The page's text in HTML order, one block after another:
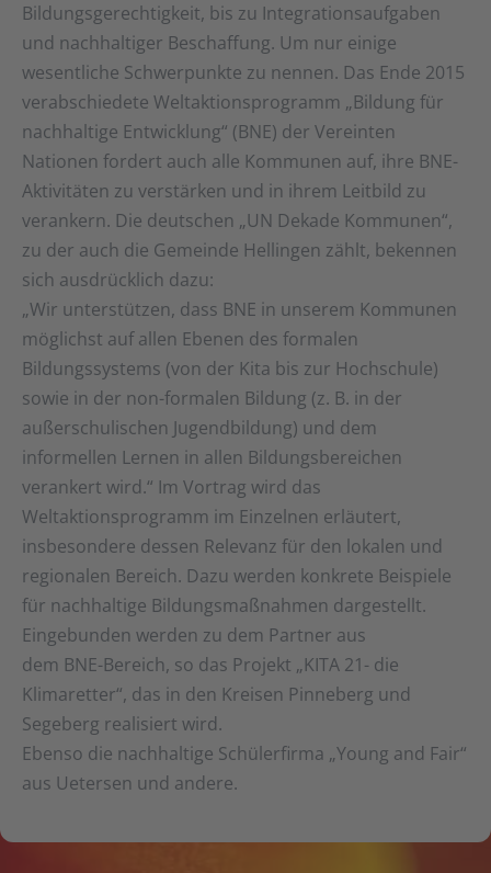
Bildungsgerechtigkeit, bis zu Integrationsaufgaben
und nachhaltiger Beschaffung. Um nur einige
wesentliche Schwerpunkte zu nennen. Das Ende 2015
verabschiedete Weltaktionsprogramm „Bildung für
nachhaltige Entwicklung“ (BNE) der Vereinten
Nationen fordert auch alle Kommunen auf, ihre BNE-
Aktivitäten zu verstärken und in ihrem Leitbild zu
verankern. Die deutschen „UN Dekade Kommunen“,
zu der auch die Gemeinde Hellingen zählt, bekennen
sich ausdrücklich dazu:
„Wir unterstützen, dass BNE in unserem Kommunen
möglichst auf allen Ebenen des formalen
Bildungssystems (von der Kita bis zur Hochschule)
sowie in der non-formalen Bildung (z. B. in der
außerschulischen Jugendbildung) und dem
informellen Lernen in allen Bildungsbereichen
verankert wird.“ Im Vortrag wird das
Weltaktionsprogramm im Einzelnen erläutert,
insbesondere dessen Relevanz für den lokalen und
regionalen Bereich. Dazu werden konkrete Beispiele
für nachhaltige Bildungsmaßnahmen dargestellt.
Eingebunden werden zu dem Partner aus
dem BNE-Bereich, so das Projekt „KITA 21- die
Klimaretter“, das in den Kreisen Pinneberg und
Segeberg realisiert wird.
Ebenso die nachhaltige Schülerfirma „Young and Fair“
aus Uetersen und andere.